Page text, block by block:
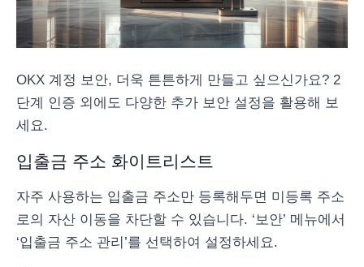
OKX 계정 보안, 더욱 튼튼하게 만들고 싶으신가요? 2
단계 인증 외에도 다양한 추가 보안 설정을 활용해 보
세요.
입출금 주소 화이트리스트
자주 사용하는 입출금 주소만 등록해두면 미등록 주소
로의 자산 이동을 차단할 수 있습니다. ‘보안’ 메뉴에서
‘입출금 주소 관리’를 선택하여 설정하세요.